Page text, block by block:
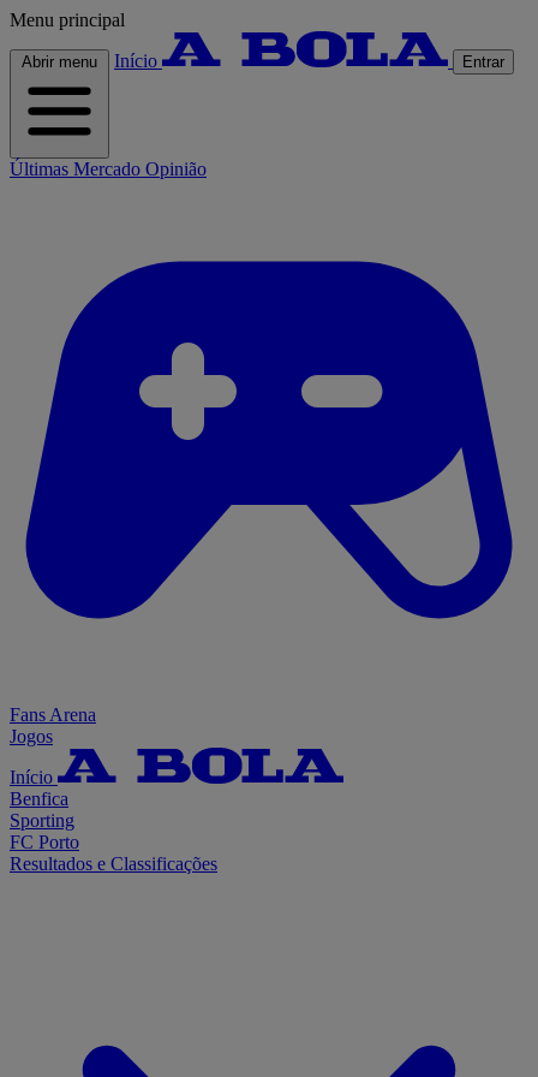
Menu principal
Abrir menu Início Entrar
Últimas Mercado Opinião
Fans Arena
Jogos
Início
Benfica
Sporting
FC Porto
Resultados e Classificações